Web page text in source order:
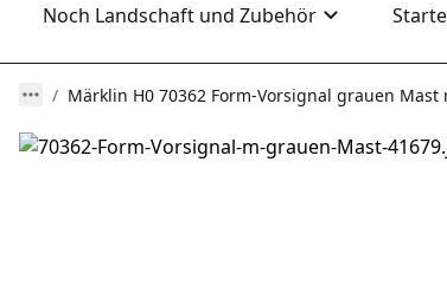
Noch Landschaft und Zubehör
Märklin H0 70362 Form-Vorsignal grauen